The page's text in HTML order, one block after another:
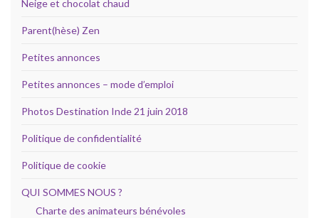
Neige et chocolat chaud
Parent(hèse) Zen
Petites annonces
Petites annonces – mode d’emploi
Photos Destination Inde 21 juin 2018
Politique de confidentialité
Politique de cookie
QUI SOMMES NOUS ?
Charte des animateurs bénévoles